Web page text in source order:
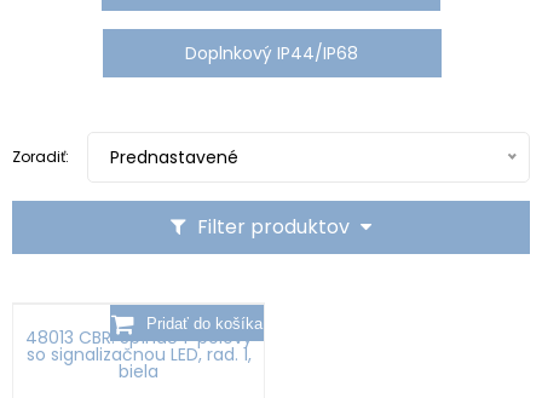
Doplnkový IP44/IP68
Filter produktov
Zoradiť: Prednastavené
48013 CBR: Spínač 1-pólový
so signalizačnou LED, rad. 1,
biela